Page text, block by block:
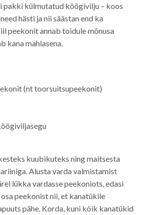
pakki külmutatud köögivilju – koos
hästi ja nii säästan end ka
peekonit annab toidule mõnusa
kana mahlasena.
(nt toorsuitsupeekonit)
kuubikuteks ning maitsesta
Alusta varda valmistamist
lükka vardasse peekoniots, edasi
peekonist nii, et kanatükile
pähe. Korda, kuni kõik kanatükid